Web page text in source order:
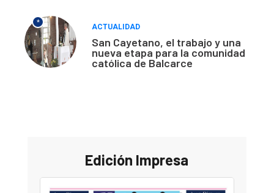
*
ACTUALIDAD
San Cayetano, el trabajo y una
nueva etapa para la comunidad
católica de Balcarce
Edición Impresa